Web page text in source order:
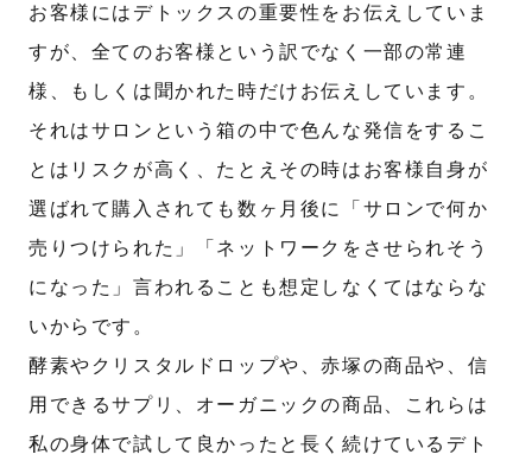
お客様にはデトックスの重要性をお伝えしていま
すが、全てのお客様という訳でなく一部の常連
様、もしくは聞かれた時だけお伝えしています。
それはサロンという箱の中で色んな発信をするこ
とはリスクが高く、たとえその時はお客様自身が
選ばれて購入されても数ヶ月後に「サロンで何か
売りつけられた」「ネットワークをさせられそう
になった」言われることも想定しなくてはならな
いからです。
酵素やクリスタルドロップや、赤塚の商品や、信
用できるサプリ、オーガニックの商品、これらは
私の身体で試して良かったと長く続けているデト